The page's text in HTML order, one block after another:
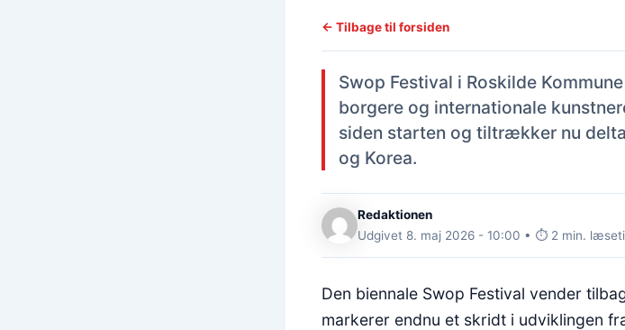
← Tilbage til forsiden
Swop Festival i Roskilde
borgere og internationale
siden starten og tiltrækker nu
og Korea.
Redaktionen
Udgivet 8. maj 2026 - 10:00 • ⏱️ 2 min.
Den biennale Swop Festival vender
markerer endnu et skridt i udviklingen